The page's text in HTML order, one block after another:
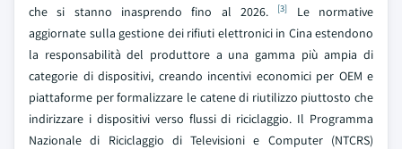
che si stanno inasprendo fino al 2026.
[3]
Le normative
aggiornate sulla gestione dei rifiuti elettronici in Cina estendono
la responsabilità del produttore a una gamma più ampia di
categorie di dispositivi, creando incentivi economici per OEM e
piattaforme per formalizzare le catene di riutilizzo piuttosto che
indirizzare i dispositivi verso flussi di riciclaggio. Il Programma
Nazionale di Riciclaggio di Televisioni e Computer (NTCRS)